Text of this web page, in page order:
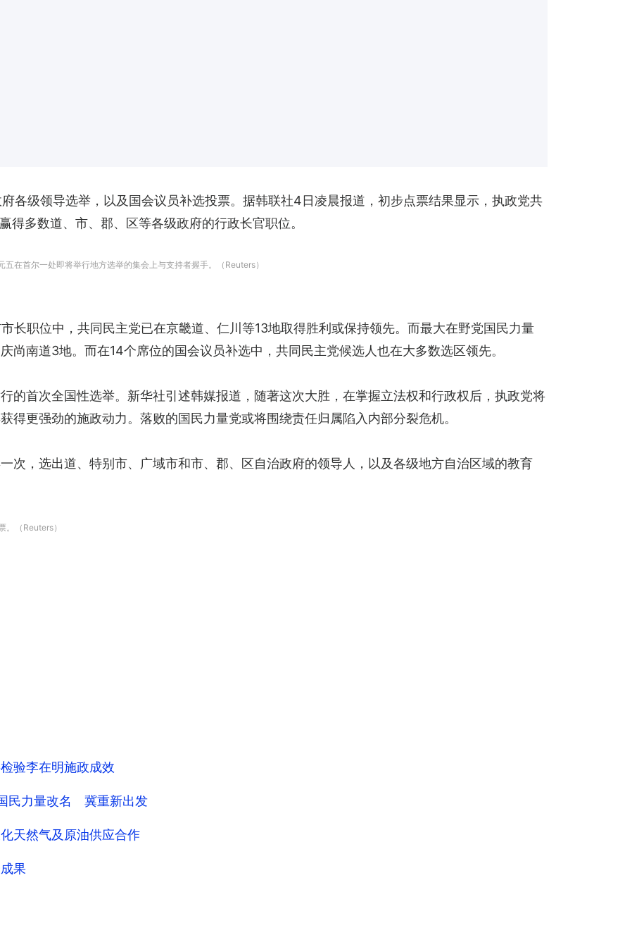
各级领导选举，以及国会议员补选投票。据韩联社4日凌晨报道，初步点票结果显示，执政党共
得多数道、市、郡、区等各级政府的行政长官职位。
在首尔一处即将举行地方选举的集会上与支持者握手。（Reuters）
长职位中，共同民主党已在京畿道、仁川等13地取得胜利或保持领先。而最大在野党国民力量
尚南道3地。而在14个席位的国会议员补选中，共同民主党候选人也在大多数选区领先。
的首次全国性选举。新华社引述韩媒报道，随著这次大胜，在掌握立法权和行政权后，执政党将
得更强劲的施政动力。落败的国民力量党或将围绕责任归属陷入内部分裂危机。
次，选出道、特别市、广域市和市、郡、区自治政府的领导人，以及各级地方自治区域的教育
（Reuters）
验李在明施政成效
民力量改名 冀重新出发
天然气及原油供应合作
果